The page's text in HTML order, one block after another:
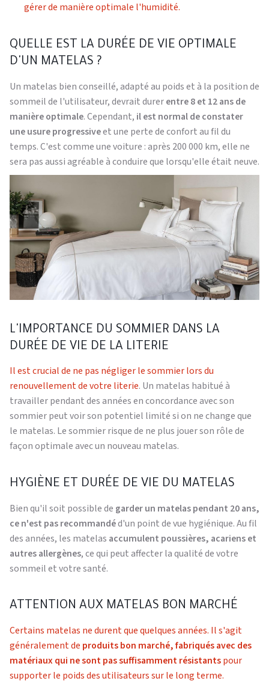
gérer de manière optimale l'humidité.
QUELLE EST LA DURÉE DE VIE OPTIMALE
D'UN MATELAS ?
Un matelas bien conseillé, adapté au poids et à la position de
sommeil de l'utilisateur, devrait durerentre 8 et 12 ans de
manière optimale. Cependant, il est normal de constater
une usure progressiveet une perte de confort au fil du
temps. C'est comme une voiture : après 200 000 km, elle ne
sera pas aussi agréable à conduire que lorsqu'elle était neuve.
L'IMPORTANCE DU SOMMIER DANS LA
DURÉE DE VIE DE LA LITERIE
Il est crucial de ne pas négliger le sommier lors du
renouvellement de votre literie. Un matelas habitué à
travailler pendant des années en concordance avec son
sommier peut voir son potentiel limité si on ne change que
le matelas. Le sommier risque de ne plus jouer son rôle de
façon optimale avec un nouveau matelas.
HYGIÈNE ET DURÉE DE VIE DU MATELAS
Bien qu'il soit possible de garder un matelas pendant 20 ans,
ce n'est pas recommandéd'un point de vue hygiénique. Au fil
des années, les matelas accumulent poussières, acariens et
autres allergènes, ce qui peut affecter la qualité de votre
sommeil et votre santé.
ATTENTION AUX MATELAS BON MARCHÉ
Certains matelas ne durent que quelques années. Il s'agit
généralement de produits bon marché, fabriqués avec des
matériaux qui ne sont pas suffisamment résistantspour
supporter le poids des utilisateurs sur le long terme.